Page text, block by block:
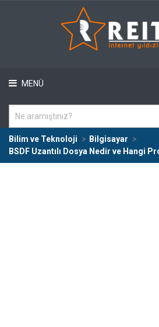
MENÜ
Bilim ve Teknoloji
Bilgisayar
BSDF Uzantılı Dosya Nedir ve Hangi